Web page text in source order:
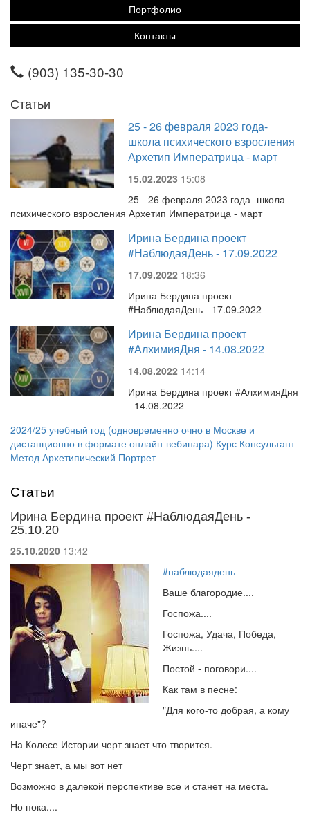
Портфолио
Контакты
(903) 135-30-30
Статьи
25 - 26 февраля 2023 года-
школа психического взросления
Архетип Императрица - март
15.02.2023 15:08
25 - 26 февраля 2023 года- школа
психического взросления Архетип Императрица - март
Ирина Бердина проект
#НаблюдаяДень - 17.09.2022
17.09.2022 18:36
Ирина Бердина проект
#НаблюдаяДень - 17.09.2022
Ирина Бердина проект
#АлхимияДня - 14.08.2022
14.08.2022 14:14
Ирина Бердина проект #АлхимияДня
- 14.08.2022
2024/25 учебный год (одновременно очно в Москве и
дистанционно в формате онлайн-вебинара) Курс Консультант
Метод Архетипический Портрет
Статьи
Ирина Бердина проект #НаблюдаяДень -
25.10.20
25.10.2020 13:42
#наблюдаядень
Ваше благородие....
Госпожа....
Госпожа, Удача, Победа,
Жизнь....
Постой - поговори....
Как там в песне:
"Для кого-то добрая, а кому
иначе"?
На Колесе Истории черт знает что творится.
Черт знает, а мы вот нет
Возможно в далекой перспективе все и станет на места.
Но пока....